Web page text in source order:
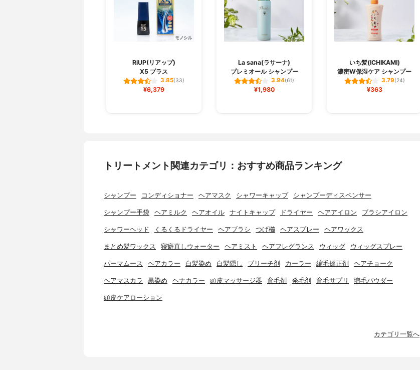
RiUP(リアップ)
X5 プラス
3.85(33)
¥6,379
La sana(ラサーナ)
プレミオール シャンプー
3.94(61)
¥1,980
いち髪(ICHIKAMI)
濃密W保湿ケア シャンプー
3.79(24)
¥363
トリートメント関連カテゴリ：おすすめ商品ランキング
シャンプー コンディショナー ヘアマスク シャワーキャップ シャンプーディスペンサー
シャンプー手袋 ヘアミルク ヘアオイル ナイトキャップ ドライヤー ヘアアイロン ブラシアイロン
シャワーヘッド くるくるドライヤー ヘアブラシ つげ櫛 ヘアスプレー ヘアワックス
まとめ髪ワックス 寝癖直しウォーター ヘアミスト ヘアフレグランス ウィッグ ウィッグスプレー
パーマムース ヘアカラー 白髪染め 白髪隠し ブリーチ剤 カーラー 縮毛矯正剤 ヘアチョーク
ヘアマスカラ 黒染め ヘナカラー 頭皮マッサージ器 育毛剤 発毛剤 育毛サプリ 増毛パウダー
頭皮ケアローション
カテゴリ一覧へ